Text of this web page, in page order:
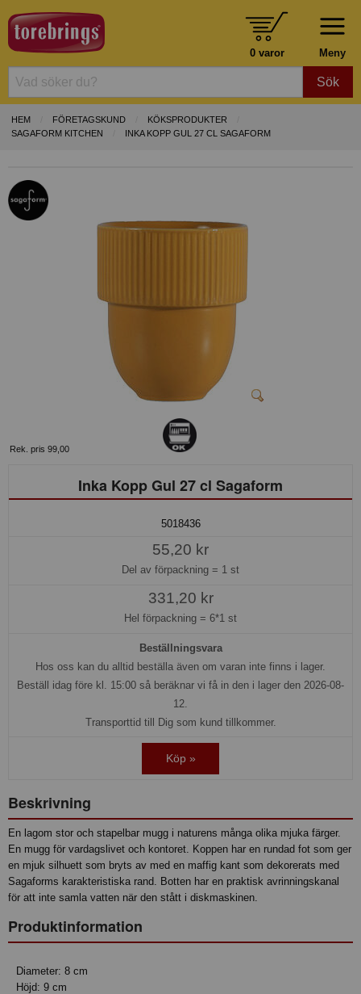
Meny
0 varor
Sök
HEM FÖRETAGSKUND
KÖKSPRODUKTER
SAGAFORM KITCHEN
INKA KOPP GUL 27 CL SAGAFORM
Rek. pris 99,00
Inka Kopp Gul 27 cl Sagaform
5018436
55,20 kr
Del av förpackning = 1 st
331,20 kr
Hel förpackning = 6*1 st
Beställningsvara
Hos oss kan du alltid beställa även om varan inte finns i lager.
Beställ idag före kl. 15:00 så beräknar vi få in den i lager den 2026-08-
12.
Transporttid till Dig som kund tillkommer.
Köp »
Beskrivning
En lagom stor och stapelbar mugg i naturens många olika mjuka färger.
En mugg för vardagslivet och kontoret. Koppen har en rundad fot som ger
en mjuk silhuett som bryts av med en maffig kant som dekorerats med
Sagaforms karakteristiska rand. Botten har en praktisk avrinningskanal
för att inte samla vatten när den stått i diskmaskinen.
Produktinformation
Diameter: 8 cm
Höjd: 9 cm